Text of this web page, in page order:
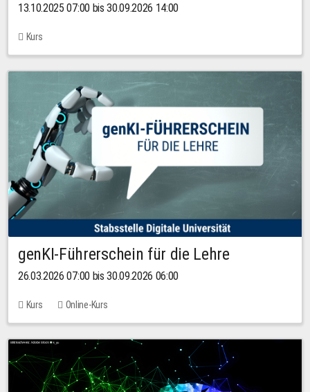
13.10.2025 07:00 bis 30.09.2026 14:00
Kurs
genKI-Führerschein für die Lehre
26.03.2026 07:00 bis 30.09.2026 06:00
Kurs Online-Kurs